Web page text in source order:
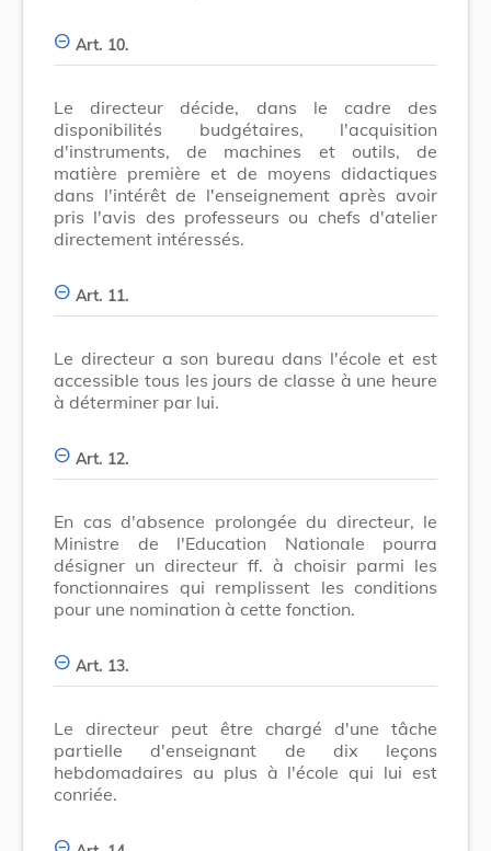
Art. 10.
Le directeur décide, dans le cadre des
disponibilités budgétaires, l'acquisition
d'instruments, de machines et outils, de
matière première et de moyens didactiques
dans l'intérêt de l'enseignement après avoir
pris l'avis des professeurs ou chefs d'atelier
directement intéressés.
Art. 11.
Le directeur a son bureau dans l'école et est
accessible tous les jours de classe à une heure
à déterminer par lui.
Art. 12.
En cas d'absence prolongée du directeur, le
Ministre de l'Education Nationale pourra
désigner un directeur ff. à choisir parmi les
fonctionnaires qui remplissent les conditions
pour une nomination à cette fonction.
Art. 13.
Le directeur peut être chargé d'une tâche
partielle d'enseignant de dix leçons
hebdomadaires au plus à l'école qui lui est
conriée.